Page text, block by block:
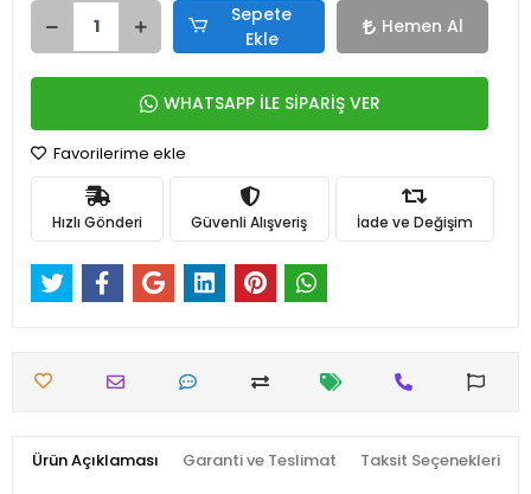
Sepete
Ekle
Hemen Al
WHATSAPP İLE SİPARİŞ VER
Favorilerime ekle
Hızlı Gönderi Güvenli Alışveriş İade ve Değişim
Ürün Açıklaması Garanti ve Teslimat Taksit Seçenekleri